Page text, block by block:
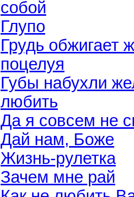
собой
Глупо
Грудь обжигает
поцелуя
Губы набухли
любить
Да я совсем не
Дай нам, Боже
Жизнь-рулетка
Зачем мне рай